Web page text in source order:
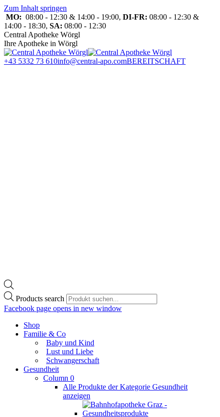
Zum Inhalt springen
MO: 08:00 - 12:30 & 14:00 - 19:00, DI-FR: 08:00 - 12:30 &
14:00 - 18:30, SA: 08:00 - 12:30
Central Apotheke Wörgl
Ihre Apotheke in Wörgl
+43 5332 73 610info@central-apo.comBEREITSCHAFT
Products search
Facebook page opens in new window
Shop
Familie & Co
Baby und Kind
Lust und Liebe
Schwangerschaft
Gesundheit
Column 0
Alle Produkte der Kategorie Gesundheit
anzeigen